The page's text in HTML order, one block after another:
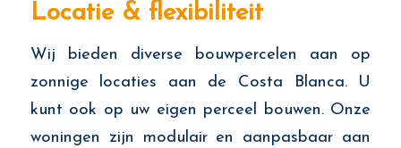
Locatie & flexibiliteit
Wij bieden diverse bouwpercelen aan op
zonnige locaties aan de Costa Blanca. U
kunt ook op uw eigen perceel bouwen. Onze
woningen zijn modulair en aanpasbaar aan